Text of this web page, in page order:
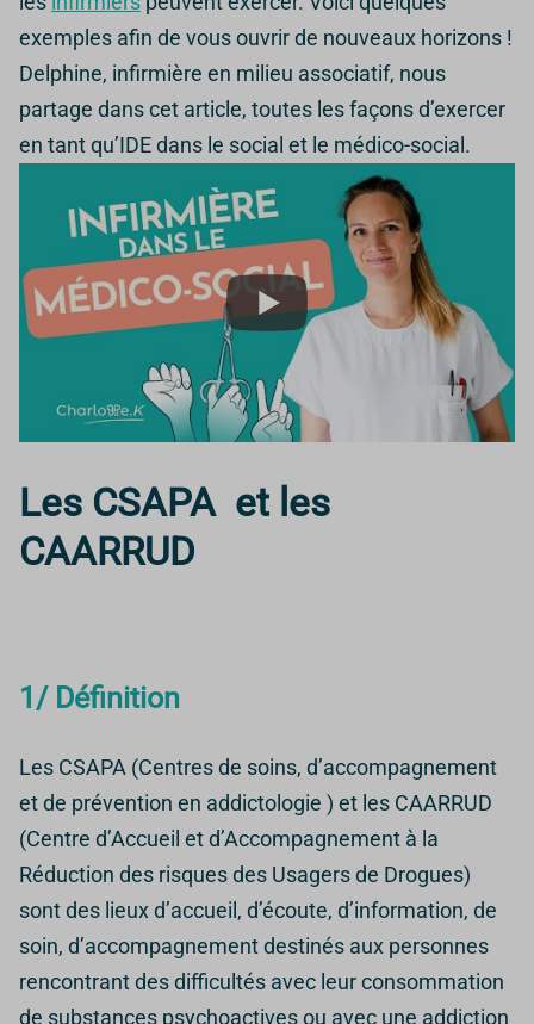
exemples afin de vous ouvrir de nouveaux horizons !
Delphine, infirmière en milieu associatif, nous
partage dans cet article, toutes les façons d’exercer
en tant qu’IDE dans le social et le médico-social.
Les CSAPA et les
CAARRUD
1/ Définition
Les CSAPA (Centres de soins, d’accompagnement
et de prévention en addictologie ) et les CAARRUD
(Centre d’Accueil et d’Accompagnement à la
Réduction des risques des Usagers de Drogues)
sont des lieux d’accueil, d’écoute, d’information, de
soin, d’accompagnement destinés aux personnes
rencontrant des difficultés avec leur consommation
de substances psychoactives ou avec une addiction